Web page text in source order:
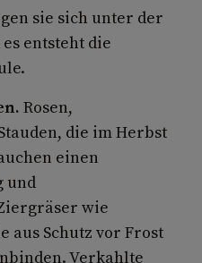
sie sich unter der
entsteht die
Rosen,
die im Herbst
einen
und
wie
aus Schutz vor Frost
Verkahlte